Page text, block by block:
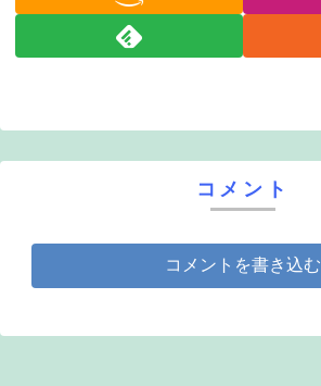
コメント
コメントを書き込む